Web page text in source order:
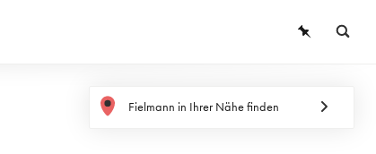
Fielmann in Ihrer Nähe finden